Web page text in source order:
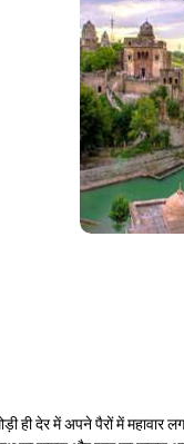
ही देर में अपने पैरों में महावार